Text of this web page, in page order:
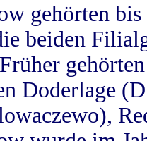
gehörten
beiden
Doderlage